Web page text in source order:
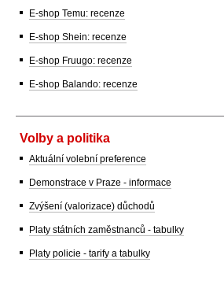
E-shop Temu: recenze
E-shop Shein: recenze
E-shop Fruugo: recenze
E-shop Balando: recenze
Volby a politika
Aktuální volební preference
Demonstrace v Praze - informace
Zvýšení (valorizace) důchodů
Platy státních zaměstnanců - tabulky
Platy policie - tarify a tabulky